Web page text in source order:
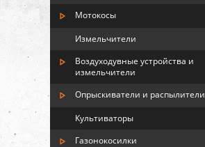
Мотокосы
Измельчители
Воздуходувные устройства и
измельчители
Опрыскиватели и распылители
Культиваторы
Газонокосилки